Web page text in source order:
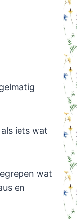
iets wat
wat
en